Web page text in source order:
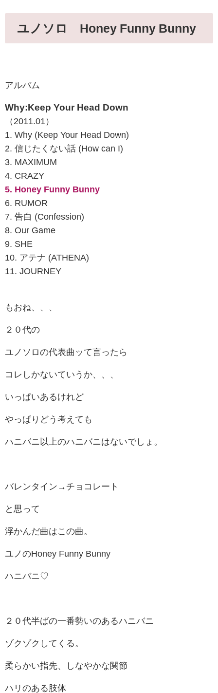
ユノソロ Honey Funny Bunny
アルバム
Why:Keep Your Head Down
（2011.01）
1. Why (Keep Your Head Down)
2. 信じたくない話 (How can I)
3. MAXIMUM
4. CRAZY
5. Honey Funny Bunny
6. RUMOR
7. 告白 (Confession)
8. Our Game
9. SHE
10. アテナ (ATHENA)
11. JOURNEY
もおね、、、
２０代の
ユノソロの代表曲ッて言ったら
コレしかないていうか、、、
いっぱいあるけれど
やっぱりどう考えても
ハニバニ以上のハニバニはないでしょ。
バレンタイン→チョコレート
と思って
浮かんだ曲はこの曲。
ユノのHoney Funny Bunny
ハニバニ♡
２０代半ばの一番勢いのあるハニバニ
ゾクゾクしてくる。
柔らかい指先、しなやかな関節
ハリのある肢体